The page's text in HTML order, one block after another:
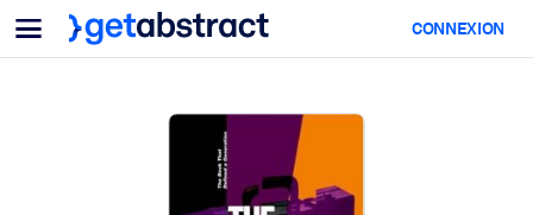
Menu
Pour équipes & dirigeants
Montée en compétences IA
Dotez vos employés de compétences essentielles en IA.
Développement du leadership
Pour les systèmes d’IA
CONNEXION